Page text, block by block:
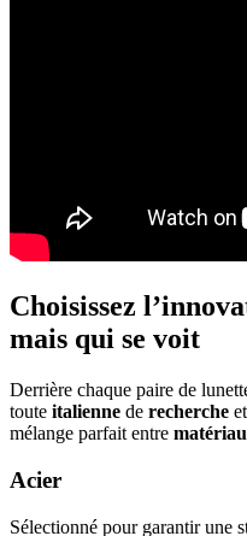
Choisissez
mais qui se voit
Derrière chaque paire de
toute italienne de recherche
mélange parfait entre
Acier
Sélectionné pour garantir une